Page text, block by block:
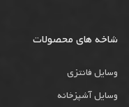
شاخه های محصولات
وسایل فانتزی
وسایل آشپزخانه